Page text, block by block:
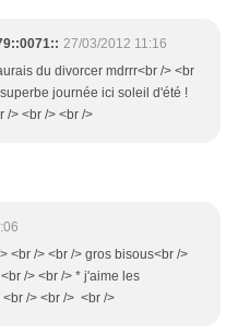
27/03/2012 11:16
du divorcer mdrrr<br /> <br
journée ici soleil d'été !
/> <br /> <br />
<br /> <br /> gros bisous<br />
/> <br /> * j'aime les
/> <br /> <br />